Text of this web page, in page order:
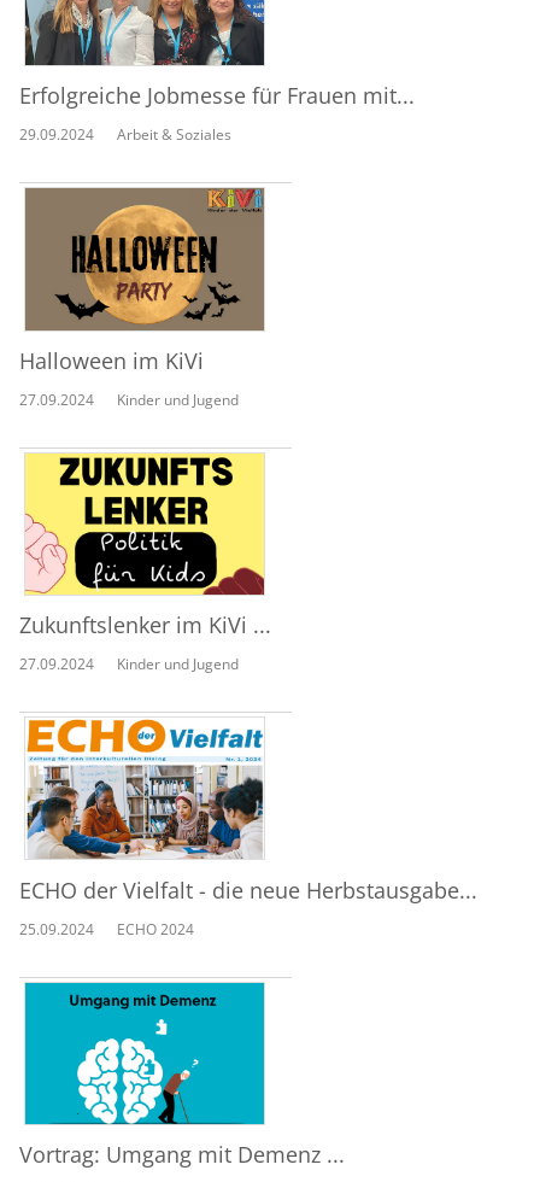
Erfolgreiche Jobmesse für Frauen mit...
29.09.2024 Arbeit & Soziales
Halloween im KiVi
27.09.2024 Kinder und Jugend
Zukunftslenker im KiVi ...
27.09.2024 Kinder und Jugend
ECHO der Vielfalt - die neue Herbstausgabe...
25.09.2024 ECHO 2024
Vortrag: Umgang mit Demenz ...